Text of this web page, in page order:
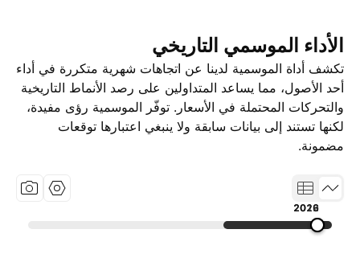
الأداء الموسمي التاريخي
تكشف أداة الموسمية لدينا عن اتجاهات شهرية متكررة في أداء
أحد الأصول، مما يساعد المتداولين على رصد الأنماط التاريخية
والتحركات المحتملة في الأسعار. توفّر الموسمية رؤى مفيدة،
لكنها تستند إلى بيانات سابقة ولا ينبغي اعتبارها توقعات
مضمونة.
2012
2019
2026